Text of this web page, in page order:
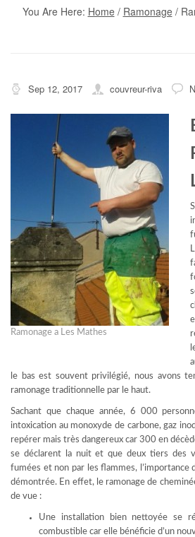
You Are Here: Home/ Ramonage/
Sep 12, 2017 couvreur-riva
Ramonage a Les Mathes
le bas est souvent privilégié, nous avons
ramonage traditionnelle par le haut.
Sachant que chaque année, 6 000
intoxication au monoxyde de carbone, gaz
repérer mais très dangereux car 300 en
se déclarent la nuit et que deux tiers des
fumées et non par les flammes, l’importance
démontrée. En effet, le ramonage de
de vue :
Une installation bien nettoyée se
combustible car elle bénéficie d’un